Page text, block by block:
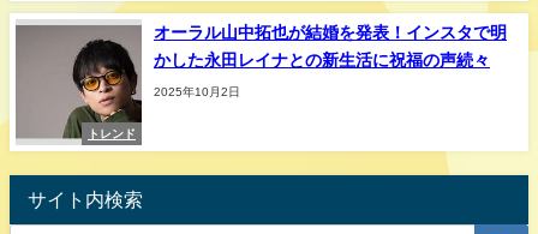
トレンド
オーラル山中拓也が結婚を発表！インスタで明
かした永田レイナとの新生活に祝福の声続々
2025年10月2日
サイト内検索